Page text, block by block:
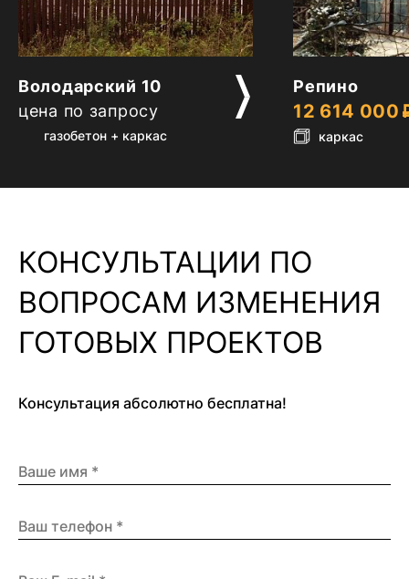
2
Володарский 10
цена по запросу
газобетон + каркас
2
Репино
12 614 000
каркас
КОНСУЛЬТАЦИИ ПО
ВОПРОСАМ ИЗМЕНЕНИЯ
ГОТОВЫХ ПРОЕКТОВ
Консультация абсолютно бесплатна!